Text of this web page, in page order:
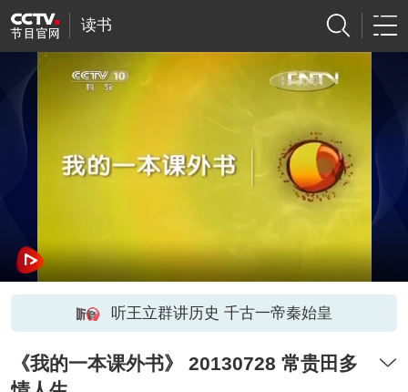
读书
听王立群讲历史 千古一帝秦始皇
《我的一本课外书》 20130728 常贵田多